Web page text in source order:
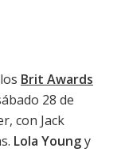
Brit Awards
28 de
con Jack
Lola Youngy